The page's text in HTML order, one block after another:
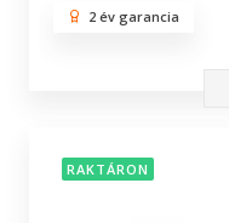
2 év garancia
RAKTÁRON